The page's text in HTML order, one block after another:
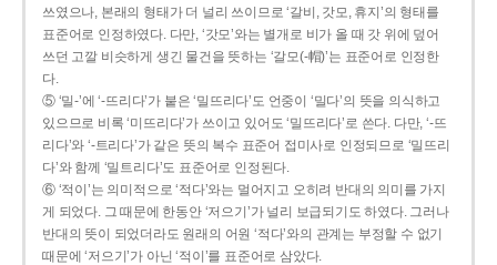
쓰였으나, 본래의 형태가 더 널리 쓰이므로 ‘갈비, 갓모, 휴지’의 형태를
표준어로 인정하였다. 다만, ‘갓모’와는 별개로 비가 올 때 갓 위에 덮어
쓰던 고깔 비슷하게 생긴 물건을 뜻하는 ‘갈모(-帽)’는 표준어로 인정한
다.
⑤ ‘밀-’에 ‘-뜨리다’가 붙은 ‘밀뜨리다’도 언중이 ‘밀다’의 뜻을 의식하고
있으므로 비록 ‘미뜨리다’가 쓰이고 있어도 ‘밀뜨리다’로 쓴다. 다만, ‘-뜨
리다’와 ‘-트리다’가 같은 뜻의 복수 표준어 접미사로 인정되므로 ‘밀뜨리
다’와 함께 ‘밀트리다’도 표준어로 인정된다.
⑥ ‘적이’는 의미적으로 ‘적다’와는 멀어지고 오히려 반대의 의미를 가지
게 되었다. 그 때문에 한동안 ‘저으기’가 널리 보급되기도 하였다. 그러나
반대의 뜻이 되었더라도 원래의 어원 ‘적다’와의 관계는 부정할 수 없기
때문에 ‘저으기’가 아닌 ‘적이’를 표준어로 삼았다.